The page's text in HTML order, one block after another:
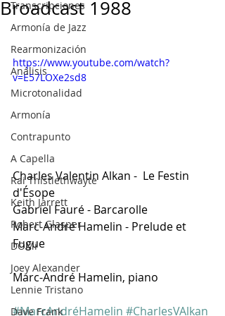
Transcripciones
Armonía de Jazz
Rearmonización
Análisis
Microtonalidad
Armonía
Contrapunto
A Capella
Rai Thistlethwayte
Keith Jarrett
Robert Glasper
DOMi
Joey Alexander
Lennie Tristano
Dave Frank
Broadcast 1988
https://www.youtube.com/watch?
v=E57LOXe2sd8
Charles Valentin Alkan -  Le Festin
d'Ésope
Gabriel Fauré - Barcarolle
Marc-André Hamelin - Prelude et
Fugue
Marc-André Hamelin, piano
#MarcAndréHamelin #CharlesVAlkan